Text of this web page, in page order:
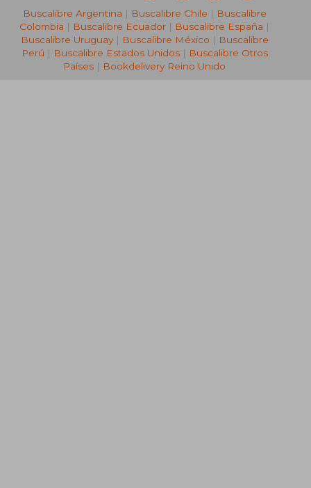
Buscalibre Argentina | Buscalibre Chile | Buscalibre
Colombia | Buscalibre Ecuador | Buscalibre España |
Buscalibre Uruguay| Buscalibre México | Buscalibre
Perú | Buscalibre Estados Unidos| Buscalibre Otros
Países | Bookdelivery Reino Unido